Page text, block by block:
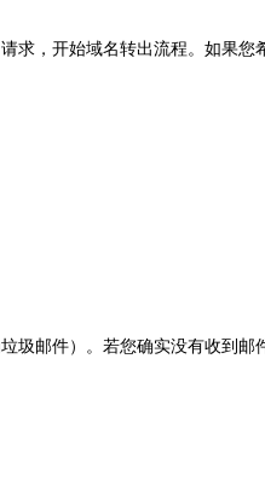
求，开始域名转出流程。如果
圾邮件）。若您确实没有收到邮